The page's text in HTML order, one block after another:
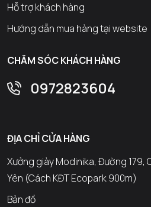
Hỗ trợ khách hàng
Hướng dẫn mua hàng tại website
CHĂM SÓC KHÁCH HÀNG
0972823604
ĐỊA CHỈ CỬA HÀNG
Xưởng giày Modinika, Đường 179,
Yên (Cách KĐT Ecopark 900m)
Bản đồ